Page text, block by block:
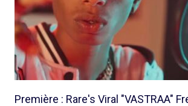
Première : Rare's Viral "VASTRAA"